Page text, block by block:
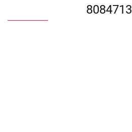
8084713